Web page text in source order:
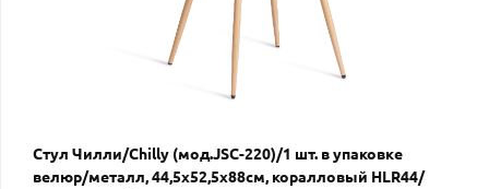
Стул Чилли/Chilly (мод.JSC-220)/1 шт. в упаковке
велюр/металл, 44,5х52,5х88см, коралловый HLR44/